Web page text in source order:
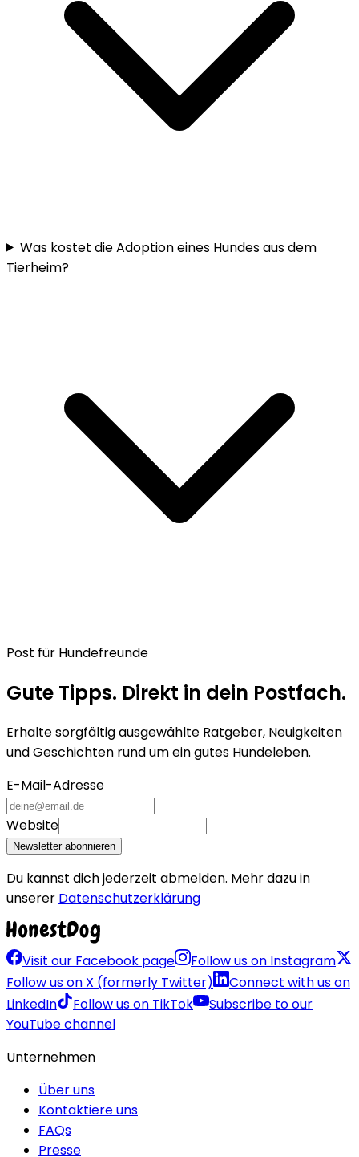
Was kostet die Adoption eines Hundes aus dem
Tierheim?
Post für Hundefreunde
Gute Tipps. Direkt in dein Postfach.
Erhalte sorgfältig ausgewählte Ratgeber, Neuigkeiten
und Geschichten rund um ein gutes Hundeleben.
E-Mail-Adresse
Website
Newsletter abonnieren
Du kannst dich jederzeit abmelden. Mehr dazu in
unserer Datenschutzerklärung
Visit our Facebook page
Follow us on Instagram
Follow us on X (formerly Twitter)
Connect with us on
LinkedIn
Follow us on TikTok
Subscribe to our
YouTube channel
Unternehmen
Über uns
Kontaktiere uns
FAQs
Presse